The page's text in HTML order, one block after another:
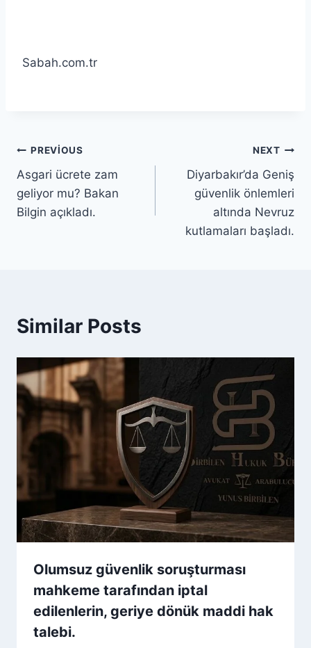
Sabah.com.tr
PREVIOUS
Asgari ücrete zam
geliyor mu? Bakan
Bilgin açıkladı.
NEXT
Diyarbakır’da Geniş
güvenlik önlemleri
altında Nevruz
kutlamaları başladı.
Similar Posts
Olumsuz güvenlik soruşturması
mahkeme tarafından iptal
edilenlerin, geriye dönük maddi hak
talebi.